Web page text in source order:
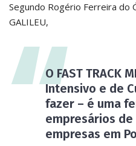
Segundo Rogério Ferreira do
GALILEU,
O FAST TRACK
Intensivo e de
fazer – é uma
empresários de
empresas em